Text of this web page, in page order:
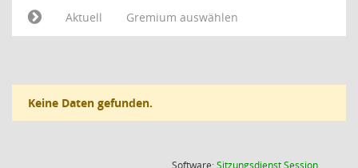
Aktuell
Gremium auswählen
Keine Daten gefunden.
Software:SitzungsdienstSession(Wird in